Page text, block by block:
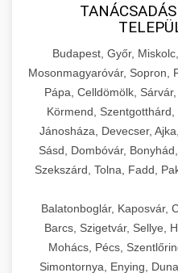
klinika
érdeklődésének és
növeléséhez. Egy
esettanulmány
elkötelezettség
🎮 19. AI
Fejlett AI-alapú
kampánykezelés.
költségvetését
aikampany.hu
🍞 20. Ipari
Professzionális
tésztakeverő gépek
konyhák
megbízható
chef-
🔪 21. Ipari
Ipari hús- és
élelmiszer-
állítható
📦 22.
Budapest, Győr,
Mosonmagyaróvár, Sopron,
Pápa, Celldömölk,
Körmend,
Jánosháza, Devecser,
Sásd, Dombóvár,
Szekszárd, Tolna, Fadd,
Balatonboglár, Kaposvár,
Barcs, Szigetvár, Sellye,
Mohács, Pécs,
Simontornya, Enying,